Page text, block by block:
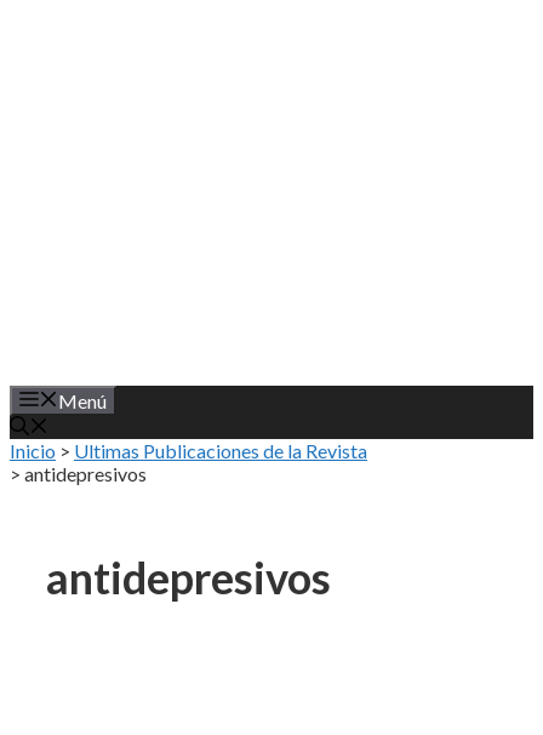
Menú
Inicio > Ultimas Publicaciones de la Revista
> antidepresivos
antidepresivos